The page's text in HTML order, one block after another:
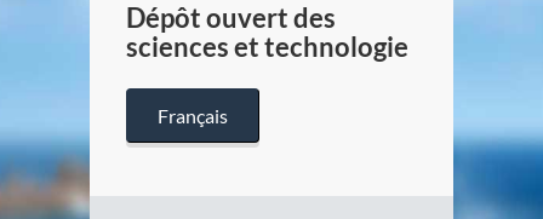
Dépôt ouvert des
sciences et technologie
Français